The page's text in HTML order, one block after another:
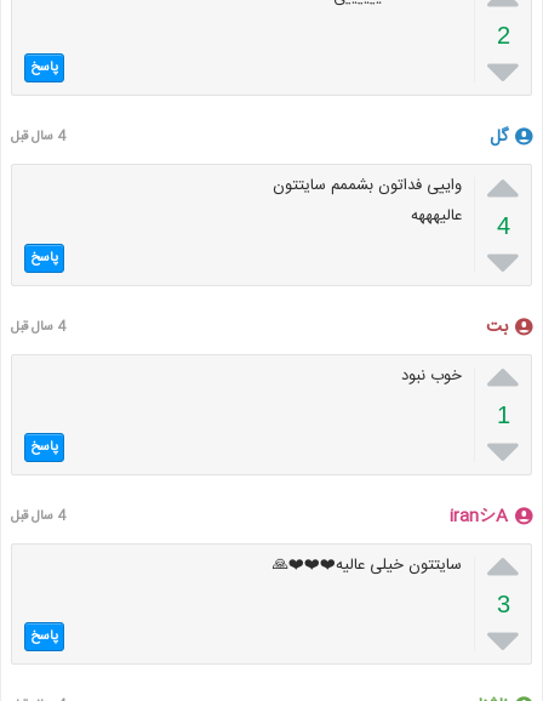
2
 پاسخ
گل 4 سال قبل

4

واییی فداتون بشممم سایتتون
عالیهههه
پاسخ
بت 4 سال قبل

1

خوب نبود
پاسخ
iranシA 4 سال قبل

3

سایتتون خیلی عالیه❤️❤️❤️🙏
پاسخ